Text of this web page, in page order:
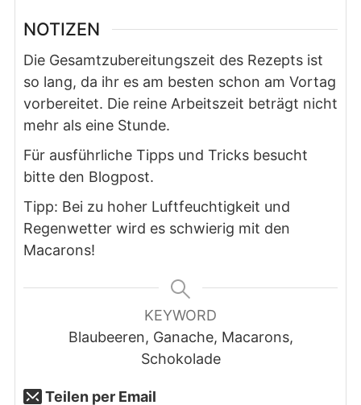
NOTIZEN
Die Gesamtzubereitungszeit des Rezepts ist
so lang, da ihr es am besten schon am Vortag
vorbereitet. Die reine Arbeitszeit beträgt nicht
mehr als eine Stunde.
Für ausführliche Tipps und Tricks besucht
bitte den Blogpost.
Tipp: Bei zu hoher Luftfeuchtigkeit und
Regenwetter wird es schwierig mit den
Macarons!
KEYWORD
Blaubeeren, Ganache, Macarons,
Schokolade
Teilen per Email